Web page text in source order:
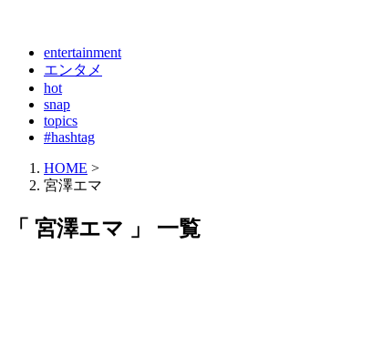
entertainment
エンタメ
hot
snap
topics
#hashtag
HOME >
宮澤エマ
「 宮澤エマ 」 一覧